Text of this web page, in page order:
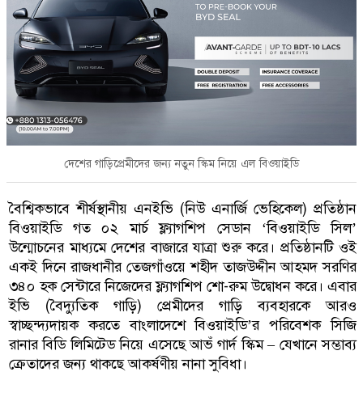
দেশের গাড়িপ্রেমীদের জন্য নতুন স্কিম নিয়ে এল বিওয়াইডি
বৈশ্বিকভাবে শীর্ষস্থানীয় এনইভি (নিউ এনার্জি ভেহিকেল) প্রতিষ্ঠান
বিওয়াইডি গত ০২ মার্চ ফ্ল্যাগশিপ সেডান ‘বিওয়াইডি সিল’
উন্মোচনের মাধ্যমে দেশের বাজারে যাত্রা শুরু করে। প্রতিষ্ঠানটি ওই
একই দিনে রাজধানীর তেজগাঁওয়ে শহীদ তাজউদ্দীন আহমদ সরণির
৩৪০ হক সেন্টারে নিজেদের ফ্ল্যাগশিপ শো-রুম উদ্বোধন করে। এবার
ইভি (বৈদ্যুতিক গাড়ি) প্রেমীদের গাড়ি ব্যবহারকে আরও
স্বাচ্ছন্দ্যদায়ক করতে বাংলাদেশে বিওয়াইডি’র পরিবেশক সিজি
রানার বিডি লিমিটেড নিয়ে এসেছে আভঁ গার্দ স্কিম – যেখানে সম্ভাব্য
ক্রেতাদের জন্য থাকছে আকর্ষণীয় নানা সুবিধা।